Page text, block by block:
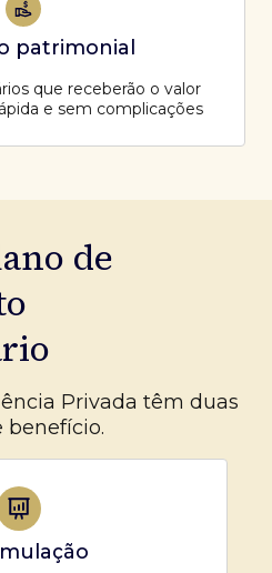
patrimonial
que receberão o valor
e sem complicações
de
Privada têm duas
benefício.